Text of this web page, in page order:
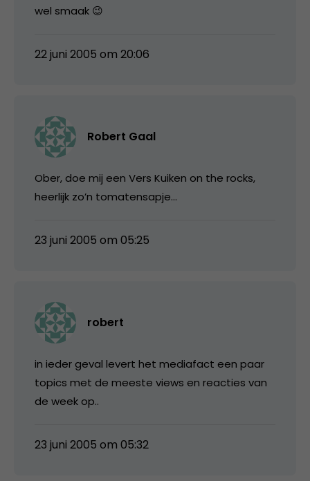
wel smaak 😉
22 juni 2005 om 20:06
Robert Gaal
Ober, doe mij een Vers Kuiken on the rocks,
heerlijk zo’n tomatensapje…
23 juni 2005 om 05:25
robert
in ieder geval levert het mediafact een paar
topics met de meeste views en reacties van
de week op..
23 juni 2005 om 05:32